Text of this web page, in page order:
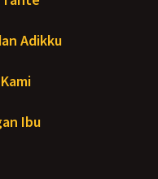
Adikku
Ibu